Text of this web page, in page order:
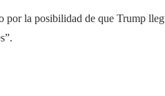
la posibilidad de que Trump